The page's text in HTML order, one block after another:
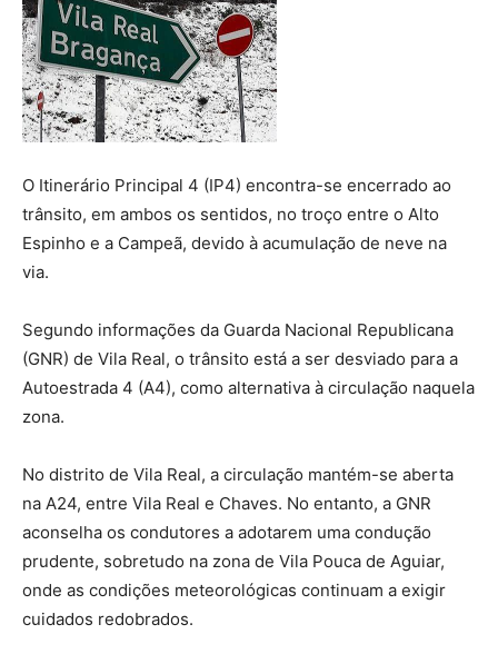
O Itinerário Principal 4 (IP4) encontra-se encerrado ao
trânsito, em ambos os sentidos, no troço entre o Alto
Espinho e a Campeã, devido à acumulação de neve na
via.
Segundo informações da Guarda Nacional Republicana
(GNR) de Vila Real, o trânsito está a ser desviado para a
Autoestrada 4 (A4), como alternativa à circulação naquela
zona.
No distrito de Vila Real, a circulação mantém-se aberta
na A24, entre Vila Real e Chaves. No entanto, a GNR
aconselha os condutores a adotarem uma condução
prudente, sobretudo na zona de Vila Pouca de Aguiar,
onde as condições meteorológicas continuam a exigir
cuidados redobrados.